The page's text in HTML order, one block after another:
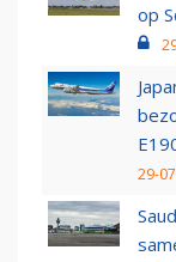
op
29-